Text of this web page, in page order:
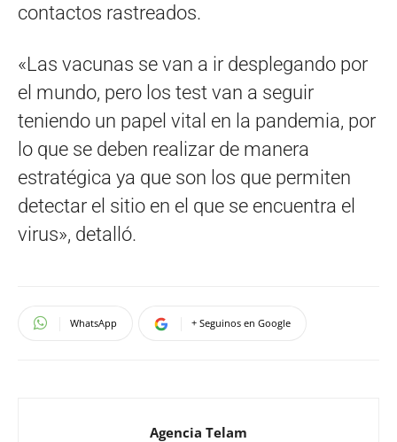
contactos rastreados.
«Las vacunas se van a ir desplegando por
el mundo, pero los test van a seguir
teniendo un papel vital en la pandemia, por
lo que se deben realizar de manera
estratégica ya que son los que permiten
detectar el sitio en el que se encuentra el
virus», detalló.
WhatsApp + Seguinos en Google
Agencia Telam